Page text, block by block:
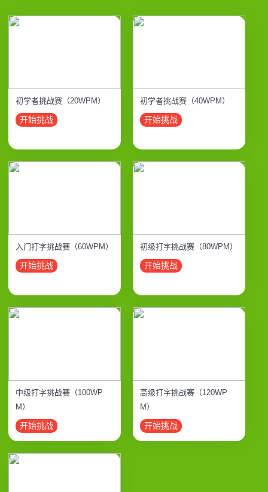
初学者挑战赛（20WPM）
开始挑战
初学者挑战赛（40WPM）
开始挑战
入门打字挑战赛（60WPM）
开始挑战
初级打字挑战赛（80WPM）
开始挑战
中级打字挑战赛（100WP
M）
开始挑战
高级打字挑战赛（120WP
M）
开始挑战